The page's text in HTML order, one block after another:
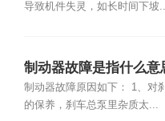
导致机件失灵，如长时间下坡
制动器故障是指什么意
制动器故障原因如下： 1、对
的保养，刹车总泵里杂质太...